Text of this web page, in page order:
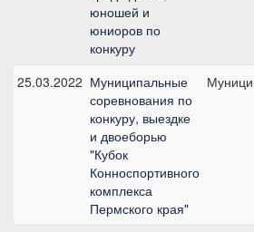
юношей и
юниоров по
конкуру
25.03.2022 Муниципальные
соревнования по
конкуру, выездке
и двоеборью
"Кубок
Конноспортивного
комплекса
Пермского края"